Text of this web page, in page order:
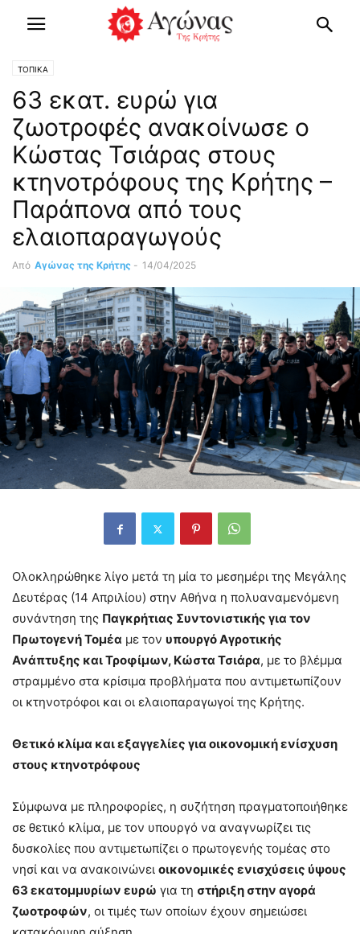
ΤΟΠΙΚΑ
63 εκατ. ευρώ για
ζωοτροφές ανακοίνωσε ο
Κώστας Τσιάρας στους
κτηνοτρόφους της Κρήτης –
Παράπονα από τους
ελαιοπαραγωγούς
Από Αγώνας της Κρήτης - 14/04/2025
Ολοκληρώθηκε λίγο μετά τη μία το μεσημέρι της Μεγάλης
Δευτέρας (14 Απριλίου) στην Αθήνα η πολυαναμενόμενη
συνάντηση της Παγκρήτιας Συντονιστικής για τον
Πρωτογενή Τομέα με τον υπουργό Αγροτικής
Ανάπτυξης και Τροφίμων, Κώστα Τσιάρα, με το βλέμμα
στραμμένο στα κρίσιμα προβλήματα που αντιμετωπίζουν
οι κτηνοτρόφοι και οι ελαιοπαραγωγοί της Κρήτης.
Θετικό κλίμα και εξαγγελίες για οικονομική ενίσχυση
στους κτηνοτρόφους
Σύμφωνα με πληροφορίες, η συζήτηση πραγματοποιήθηκε
σε θετικό κλίμα, με τον υπουργό να αναγνωρίζει τις
δυσκολίες που αντιμετωπίζει ο πρωτογενής τομέας στο
νησί και να ανακοινώνει οικονομικές ενισχύσεις ύψους
63 εκατομμυρίων ευρώ για τη στήριξη στην αγορά
ζωοτροφών, οι τιμές των οποίων έχουν σημειώσει